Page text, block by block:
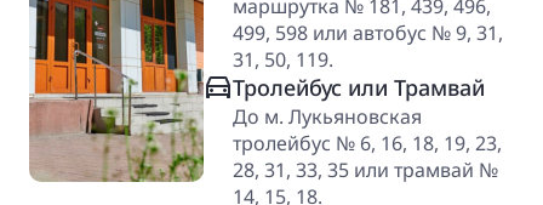
маршрутка № 181, 439, 496,
499, 598 или автобус № 9, 31,
31, 50, 119.
Тролейбус или Трамвай
До м. Лукьяновская
тролейбус № 6, 16, 18, 19, 23,
28, 31, 33, 35 или трамвай №
14, 15, 18.